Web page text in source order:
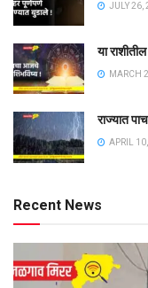
JULY 26,
या
MARCH
राज्यात
APRIL
Recent News